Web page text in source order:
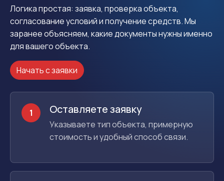
Логика простая: заявка, проверка объекта,
согласование условий и получение средств. Мы
заранее объясняем, какие документы нужны именно
для вашего объекта.
Начать с заявки
1 Оставляете заявку
Указываете тип объекта, примерную
стоимость и удобный способ связи.